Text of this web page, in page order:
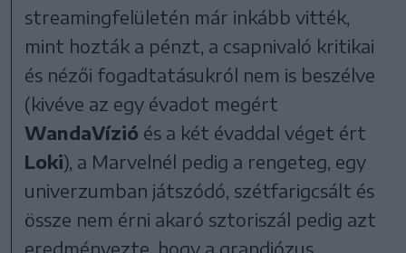
streamingfelületén már inkább vitték,
mint hozták a pénzt, a csapnivaló kritikai
és nézői fogadtatásukról nem is beszélve
(kivéve az egy évadot megért
WandaVízió és a két évaddal véget ért
Loki), a Marvelnél pedig a rengeteg, egy
univerzumban játszódó, szétfarigcsált és
össze nem érni akaró sztoriszál pedig azt
eredményezte, hogy a grandiózus